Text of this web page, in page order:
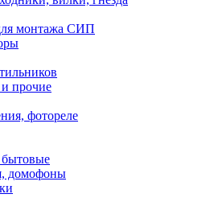
монтажа СИП
и прочие
фотореле
бытовые
домофоны